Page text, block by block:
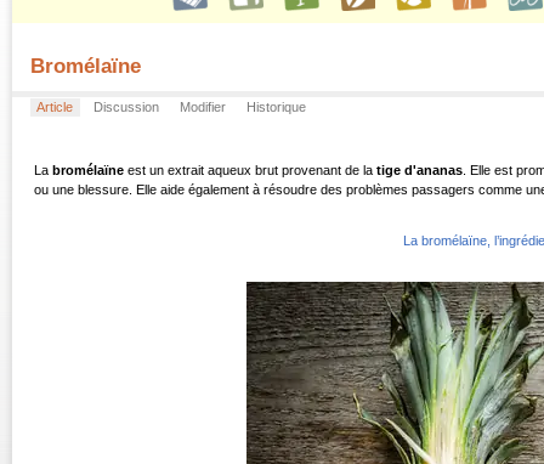
Bromélaïne
Article Discussion Modifier Historique
La bromélaïne est un extrait aqueux brut provenant de la tige d'ananas . Elle est
ou une blessure. Elle aide également à résoudre des problèmes passagers comme
La bromélaïne,